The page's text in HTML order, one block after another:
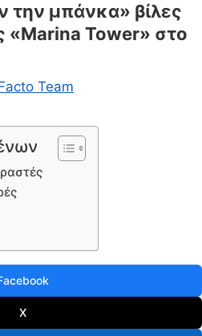
την μπάνκα» βίλες
«Marina Tower» στο
Team
X